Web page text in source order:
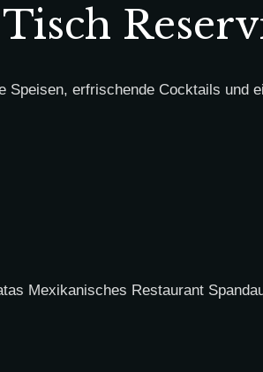
Speisen, erfrischende Cocktails und
Mexikanisches Restaurant